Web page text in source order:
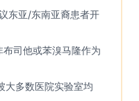
东亚/东南亚裔患者开
司他或苯溴马隆作为
大多数医院实验室均